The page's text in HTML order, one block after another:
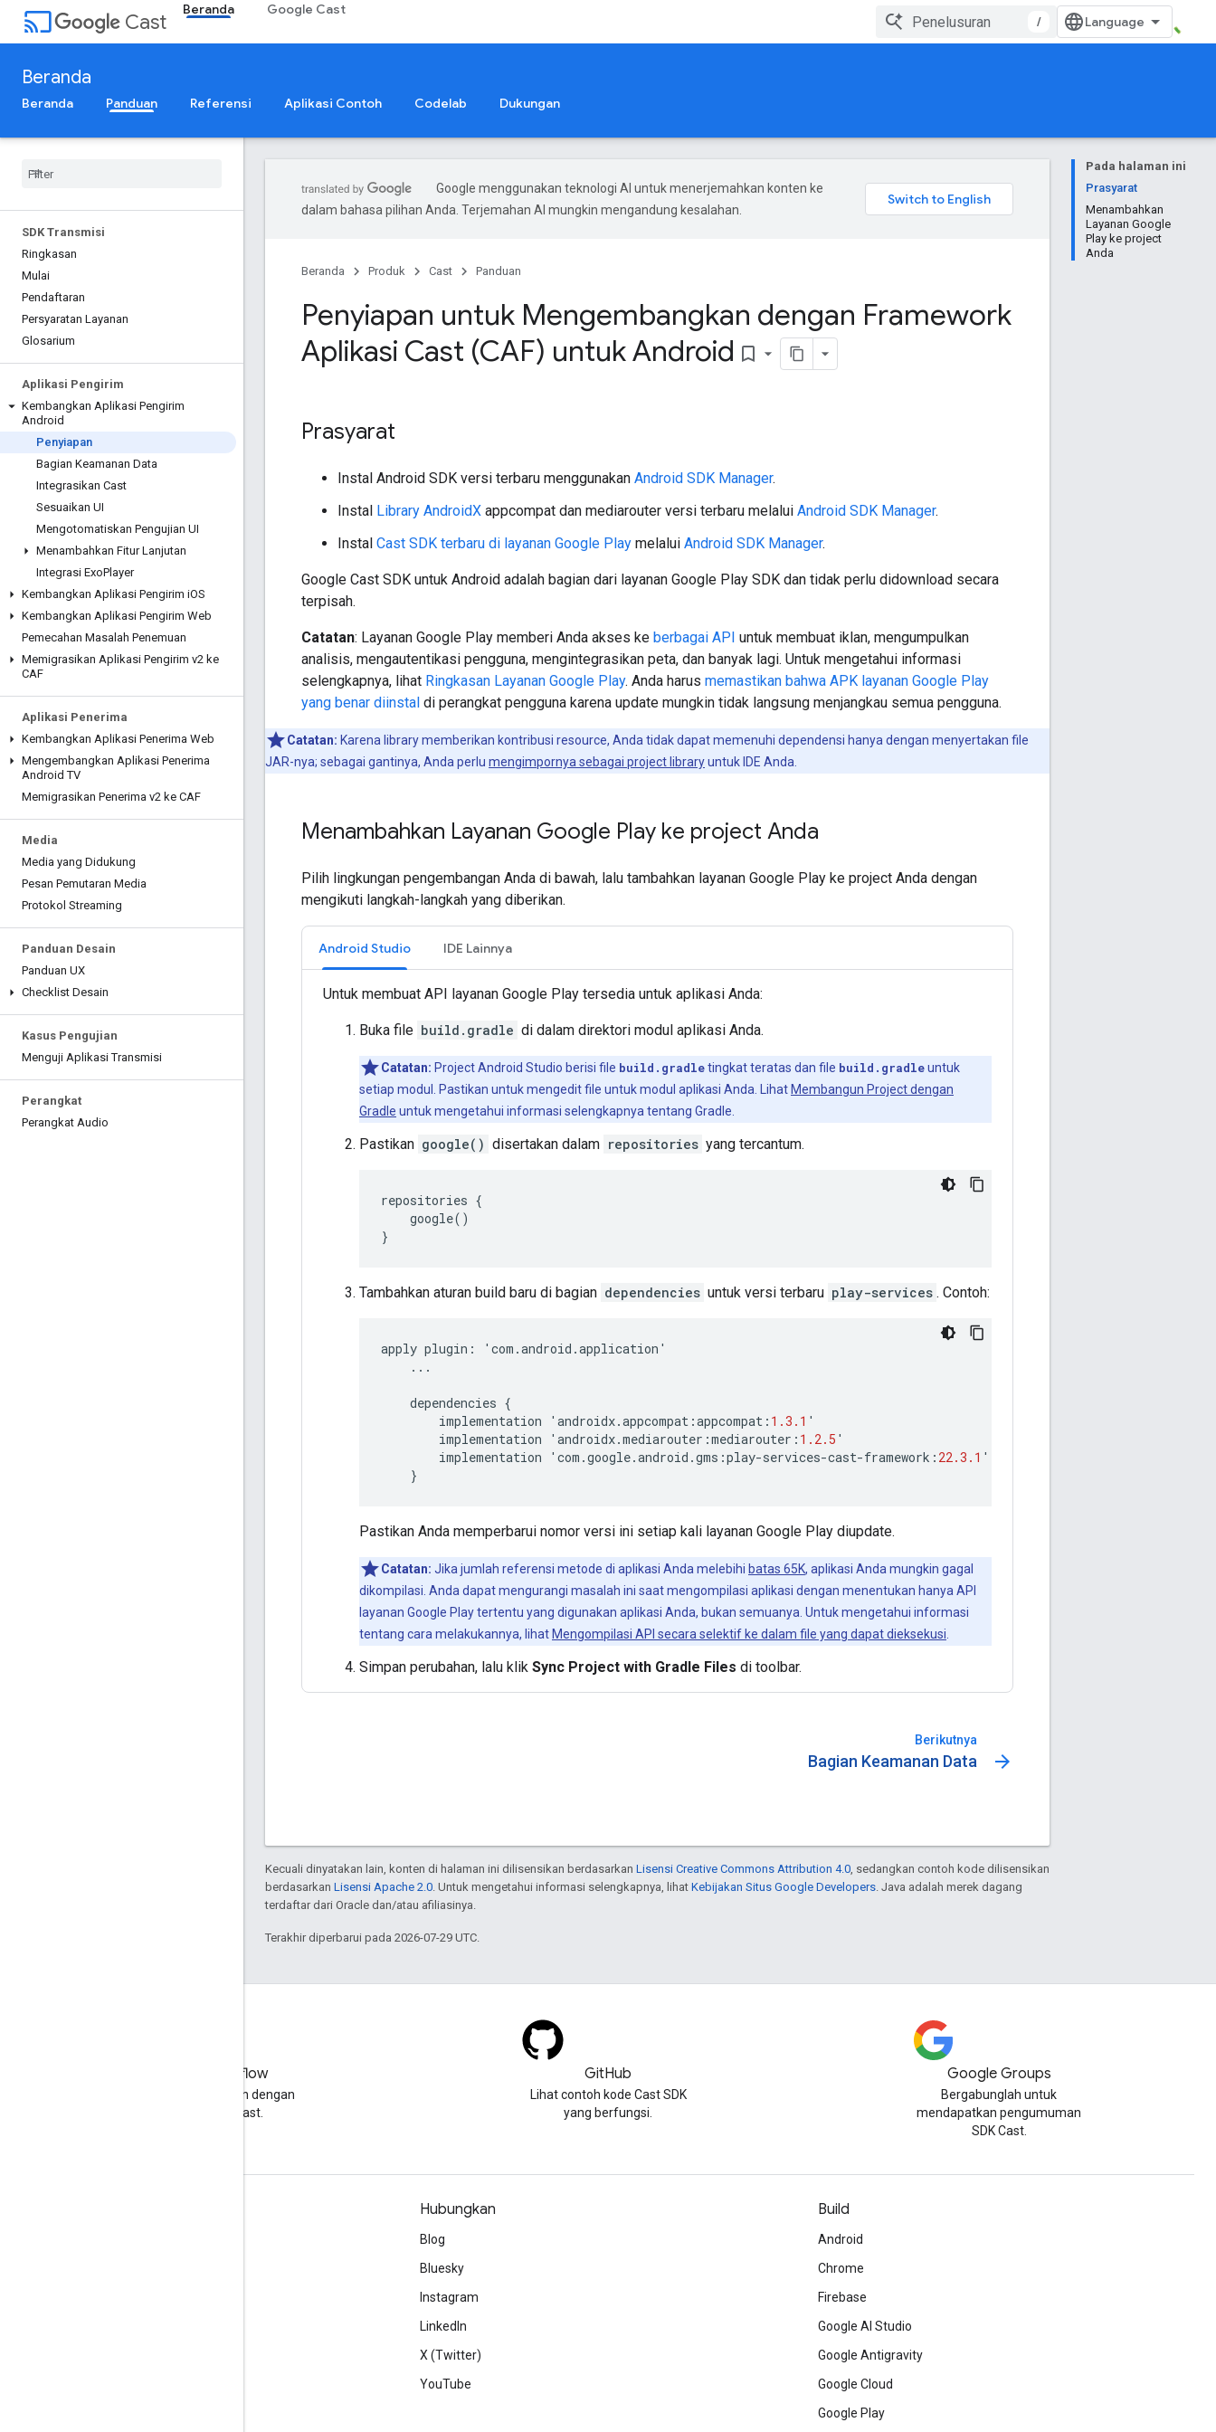
cast Cast
Beranda Google Cast
/
Beranda
Beranda Panduan Referensi Aplikasi Contoh Codelab Dukungan
SDK Transmisi
Ringkasan
Mulai
Pendaftaran
Persyaratan Layanan
Glosarium
Aplikasi Pengirim
Kembangkan Aplikasi Pengirim
Android
Penyiapan
Bagian Keamanan Data
Integrasikan Cast
Sesuaikan UI
Mengotomatiskan Pengujian UI
Menambahkan Fitur Lanjutan
Integrasi ExoPlayer
Kembangkan Aplikasi Pengirim iOS
Kembangkan Aplikasi Pengirim Web
Pemecahan Masalah Penemuan
Memigrasikan Aplikasi Pengirim v2 ke
CAF
Aplikasi Penerima
Kembangkan Aplikasi Penerima Web
Mengembangkan Aplikasi Penerima
Android TV
Memigrasikan Penerima v2 ke CAF
Media
Media yang Didukung
Pesan Pemutaran Media
Protokol Streaming
Panduan Desain
Panduan UX
Checklist Desain
Kasus Pengujian
Menguji Aplikasi Transmisi
Perangkat
Perangkat Audio
Pada halaman ini
Prasyarat
Menambahkan
Layanan Google
Play ke project
Anda
Google menggunakan teknologi AI untuk menerjemahkan konten ke
dalam bahasa pilihan Anda. Terjemahan AI mungkin mengandung kesalahan.
Beranda Produk Cast Panduan
Penyiapan untuk Mengembangkan dengan Framework
Aplikasi Cast (CAF) untuk Android bookmark_border
Prasyarat
Instal Android SDK versi terbaru menggunakan Android SDK Manager.
Instal Library AndroidX appcompat dan mediarouter versi terbaru melalui Android SDK Manager.
Instal Cast SDK terbaru di layanan Google Play melalui Android SDK Manager.
Google Cast SDK untuk Android adalah bagian dari layanan Google Play SDK dan tidak perlu didownload secara
terpisah.
Catatan: Layanan Google Play memberi Anda akses ke berbagai API untuk membuat iklan, mengumpulkan
analisis, mengautentikasi pengguna, mengintegrasikan peta, dan banyak lagi. Untuk mengetahui informasi
selengkapnya, lihat Ringkasan Layanan Google Play. Anda harus memastikan bahwa APK layanan Google Play
yang benar diinstal di perangkat pengguna karena update mungkin tidak langsung menjangkau semua pengguna.
Catatan: Karena library memberikan kontribusi resource, Anda tidak dapat memenuhi dependensi hanya dengan menyertakan file
JAR-nya; sebagai gantinya, Anda perlu mengimpornya sebagai project libraryuntuk IDE Anda.
Menambahkan Layanan Google Play ke project Anda
Pilih lingkungan pengembangan Anda di bawah, lalu tambahkan layanan Google Play ke project Anda dengan
mengikuti langkah-langkah yang diberikan.
Android Studio IDE Lainnya
Untuk membuat API layanan Google Play tersedia untuk aplikasi Anda:
Buka file build.gradle di dalam direktori modul aplikasi Anda.
Catatan: Project Android Studio berisi file build.gradletingkat teratas dan file build.gradleuntuk
setiap modul. Pastikan untuk mengedit file untuk modul aplikasi Anda. Lihat Membangun Project dengan
Gradle untuk mengetahui informasi selengkapnya tentang Gradle.
Pastikan google() disertakan dalam repositories yang tercantum.
google()
}
Tambahkan aturan build baru di bagian dependencies untuk versi terbaru play-services . Contoh:
apply plugin : ' com .android .application '
...
dependencies {
implementation
' androidx.appcompat :appcompat : 1.3.1 '
implementation
' androidx.mediarouter :mediarouter : 1.2.5 '
implementation
' com .google.android .gms :play-services-cast-framework : 22.3.1 '
}
Pastikan Anda memperbarui nomor versi ini setiap kali layanan Google Play diupdate.
Catatan: Jika jumlah referensi metode di aplikasi Anda melebihi batas 65K, aplikasi Anda mungkin gagal
dikompilasi. Anda dapat mengurangi masalah ini saat mengompilasi aplikasi dengan menentukan hanya API
layanan Google Play tertentu yang digunakan aplikasi Anda, bukan semuanya. Untuk mengetahui informasi
tentang cara melakukannya, lihat Mengompilasi API secara selektif ke dalam file yang dapat dieksekusi
Simpan perubahan, lalu klik Sync Project with Gradle Files di toolbar.
Berikutnya
Bagian Keamanan Data arrow_forward
Kecuali dinyatakan lain, konten di halaman ini dilisensikan berdasarkan Lisensi Creative Commons Attribution 4.0 , sedangkan contoh kode dilisensikan
berdasarkan Lisensi Apache 2.0 . Untuk mengetahui informasi selengkapnya, lihat Kebijakan Situs Google Developers . Java adalah merek dagang
terdaftar dari Oracle dan/atau afiliasinya.
Terakhir diperbarui pada 2026-07-29 UTC.
Stack Overflow
Ajukan pertanyaan dengan
tag google-cast.
GitHub
Lihat contoh kode Cast SDK
yang berfungsi.
Google Groups
Bergabunglah untuk
mendapatkan pengumuman
SDK Cast.
Hubungkan
Blog
Bluesky
Instagram
LinkedIn
X (Twitter)
YouTube
Build
Android
Chrome
Firebase
Google AI Studio
Google Antigravity
Google Cloud
Google Play